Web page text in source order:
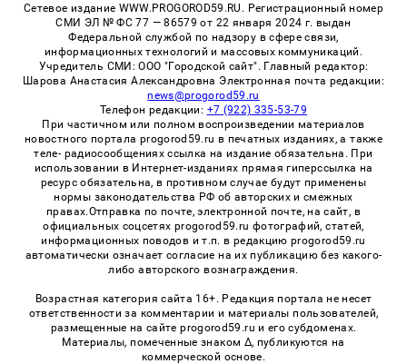
Сетевое издание WWW.PROGOROD59.RU. Регистрационный номер
СМИ ЭЛ № ФС 77 — 86579 от 22 января 2024 г. выдан
Федеральной службой по надзору в сфере связи,
информационных технологий и массовых коммуникаций.
Учредитель СМИ: ООО "Городской сайт". Главный редактор:
Шарова Анастасия Александровна Электронная почта редакции:
news@progorod59.ru
Телефон редакции: +7 (922) 335-53-79
При частичном или полном воспроизведении материалов
новостного портала progorod59.ru в печатных изданиях, а также
теле- радиосообщениях ссылка на издание обязательна. При
использовании в Интернет-изданиях прямая гиперссылка на
ресурс обязательна, в противном случае будут применены
нормы законодательства РФ об авторских и смежных
правах.Отправка по почте, электронной почте, на сайт, в
официальных соцсетях progorod59.ru фотографий, статей,
информационных поводов и т.п. в редакцию progorod59.ru
автоматически означает согласие на их публикацию без какого-
либо авторского вознаграждения.
Возрастная категория сайта 16+. Редакция портала не несет
ответственности за комментарии и материалы пользователей,
размещенные на сайте progorod59.ru и его субдоменах.
Материалы, помеченные знаком Δ, публикуются на
коммерческой основе.